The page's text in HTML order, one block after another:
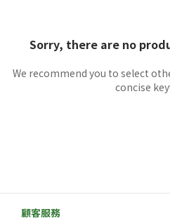
Sorry, there are no
We recommend you to select
concise
顧客服務